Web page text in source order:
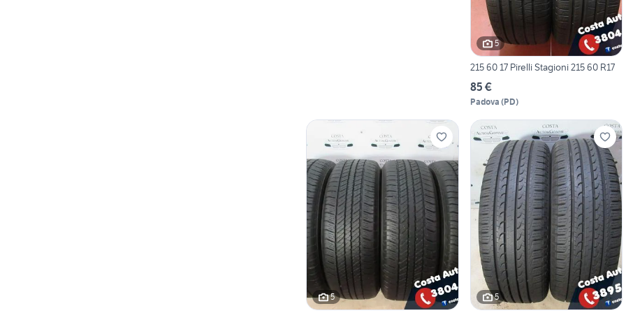
5
215 60 17 Pirelli Stagioni 215 60 R17
85 €
Padova (PD)
5 5